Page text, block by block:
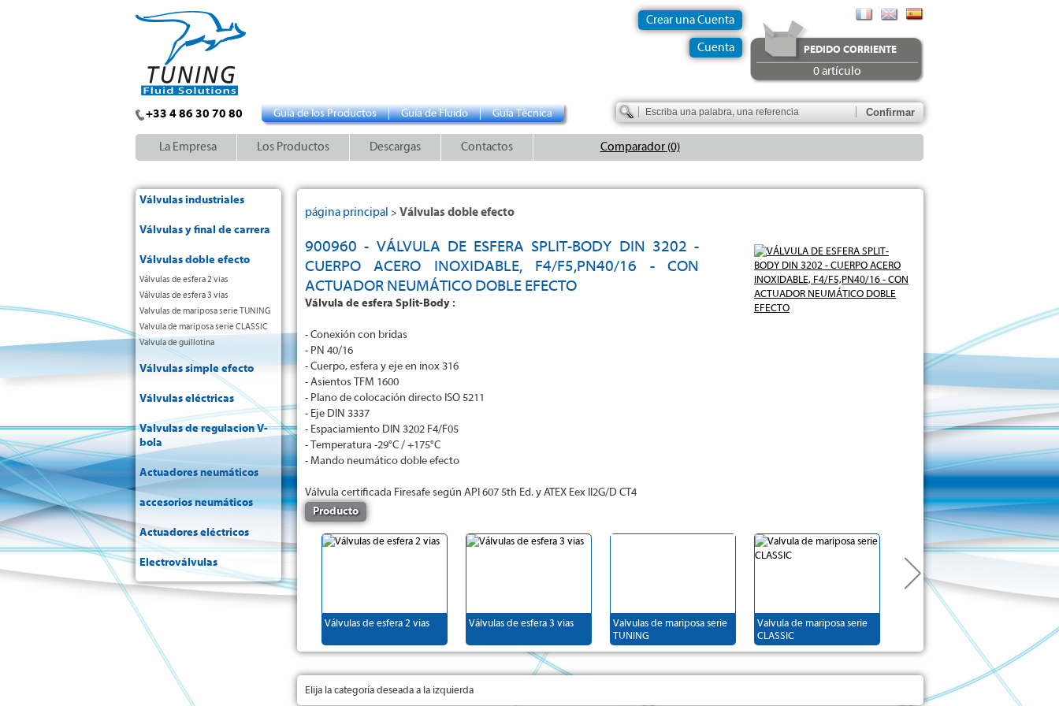
+33 4 86 30 70 80
Crear una Cuenta
Cuenta PEDIDO CORRIENTE
0 artículo
Guía de los Productos Guía de Fluido Guía Técnica
La Empresa Los Productos Descargas Contactos Comparador (0)
Válvulas industriales
Válvulas y final de carrera
Válvulas doble efecto
Válvulas de esfera 2 vias
Válvulas de esfera 3 vias
Valvulas de mariposa serie TUNING
Valvula de mariposa serie CLASSIC
Valvula de guillotina
Válvulas simple efecto
Válvulas eléctricas
Valvulas de regulacion V-
bola
Actuadores neumáticos
accesorios neumáticos
Actuadores eléctricos
Electroválvulas
página principal > Válvulas doble efecto
900960 - VÁLVULA DE ESFERA SPLIT-BODY DIN 3202 -
CUERPO ACERO INOXIDABLE, F4/F5,PN40/16 - CON
ACTUADOR NEUMÁTICO DOBLE EFECTO
Válvula de esfera Split-Body :
- Conexión con bridas
- PN 40/16
- Cuerpo, esfera y eje en inox 316
- Asientos TFM 1600
- Plano de colocación directo ISO 5211
- Eje DIN 3337
- Espaciamiento DIN 3202 F4/F05
- Temperatura -29°C / +175°C
- Mando neumático doble efecto
Válvula certificada Firesafe según API 607 5th Ed. y ATEX Eex II2G/D CT4
Producto
Válvulas de esfera 2 vias Válvulas de esfera 3 vias
Valvulas de mariposa serie
TUNING
Valvula de mariposa serie
CLASSIC
Valvula de guillotina
Elija la categoría deseada a la izquierda